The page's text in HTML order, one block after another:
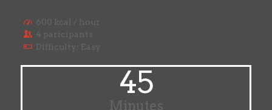
600 kcal / hour
4 paricipants
Difficulty: Easy
45
Minutes